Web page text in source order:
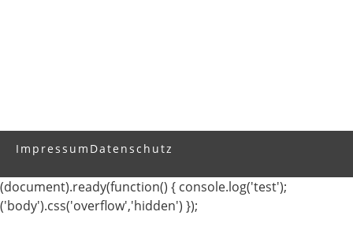
Impressum Datenschutz
(document).ready(function() { console.log('test');
('body').css('overflow','hidden') });